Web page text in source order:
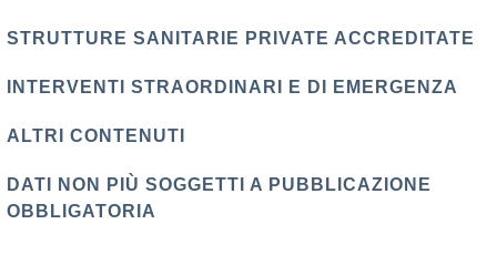
STRUTTURE SANITARIE PRIVATE ACCREDITATE
INTERVENTI STRAORDINARI E DI EMERGENZA
ALTRI CONTENUTI
DATI NON PIÙ SOGGETTI A PUBBLICAZIONE
OBBLIGATORIA